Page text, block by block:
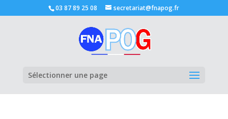
03 87 89 25 08 secretariat@fnapog.fr
Sélectionner une page